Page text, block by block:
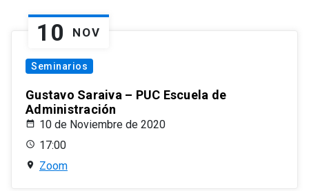
10 NOV
Seminarios
Gustavo Saraiva – PUC Escuela de
Administración
10 de Noviembre de 2020
17:00
Zoom